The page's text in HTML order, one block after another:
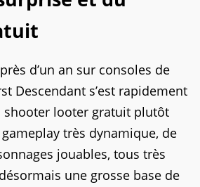
d’un an sur consoles de
Descendant s’est rapidement
shooter looter gratuit plutôt
très dynamique, de
jouables, tous très
une grosse base de